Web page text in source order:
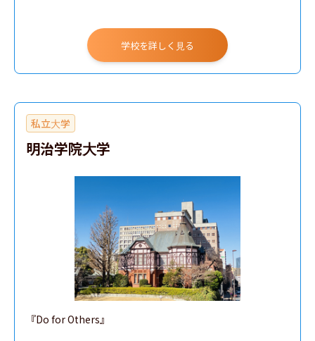
学校を詳しく見る
私立大学
明治学院大学
『Do for Others』